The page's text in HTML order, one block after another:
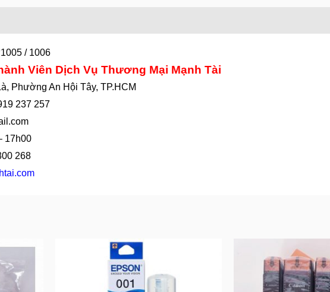
/ 1006
Viên Dịch Vụ Thương Mại Mạnh Tài
Phường An Hội Tây, TP.HCM
237 257
17h00
268